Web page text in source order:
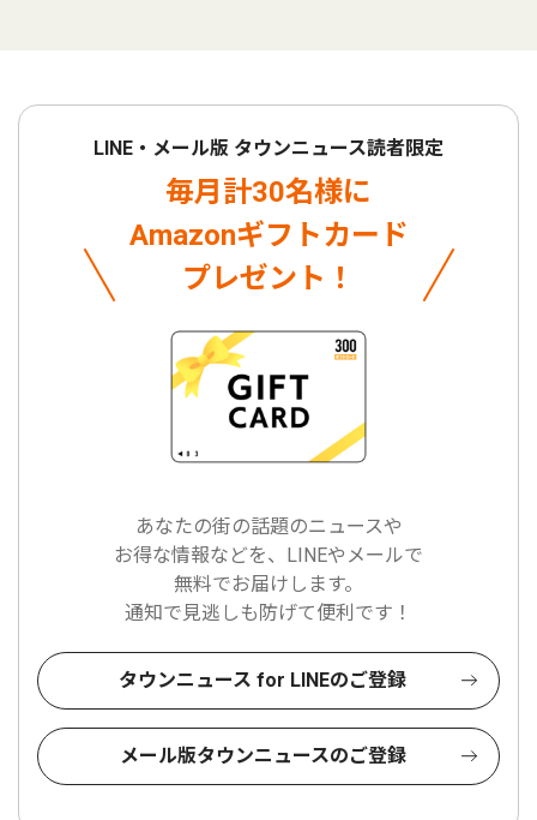
LINE・メール版 タウンニュース読者限定
毎月計30名様に
Amazonギフトカード
プレゼント！
あなたの街の話題のニュースや
お得な情報などを、LINEやメールで
無料でお届けします。
通知で見逃しも防げて便利です！
タウンニュース for LINEのご登録
メール版タウンニュースのご登録